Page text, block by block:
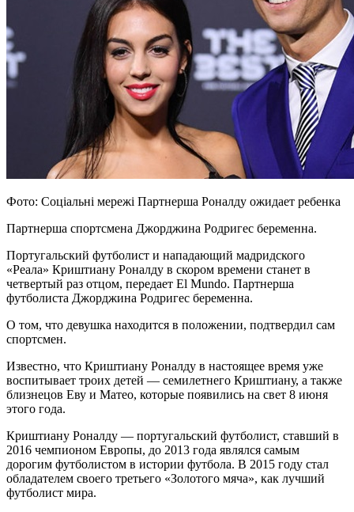
Фото: Соціальні мережі Партнерша Роналду ожидает ребенка
Партнерша спортсмена Джорджина Родригес беременна.
Португальский футболист и нападающий мадридского
«Реала» Криштиану Роналду в скором времени станет в
четвертый раз отцом, передает El Mundo. Партнерша
футболиста Джорджина Родригес беременна.
О том, что девушка находится в положении, подтвердил сам
спортсмен.
Известно, что Криштиану Роналду в настоящее время уже
воспитывает троих детей — семилетнего Криштиану, а также
близнецов Еву и Матео, которые появились на свет 8 июня
этого года.
Криштиану Роналду — португальский футболист, ставший в
2016 чемпионом Европы, до 2013 года являлся самым
дорогим футболистом в истории футбола. В 2015 году стал
обладателем своего третьего «Золотого мяча», как лучший
футболист мира.